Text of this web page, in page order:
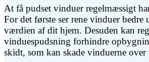
At få pudset vinduer regelmæssigt
For det første ser rene vinduer
værdien af dit hjem. Desuden kan
vinduespudsning forhindre
skidt, som kan skade vinduerne over